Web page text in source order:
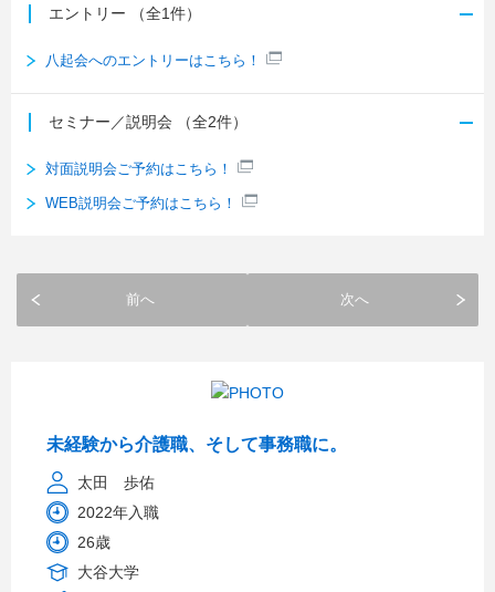
エントリー （全1件）
八起会へのエントリーはこちら！
セミナー／説明会 （全2件）
対面説明会ご予約はこちら！
WEB説明会ご予約はこちら！
前へ 次へ
未経験から介護職、そして事務職に。
太田 歩佑
2022年入職
26歳
大谷大学